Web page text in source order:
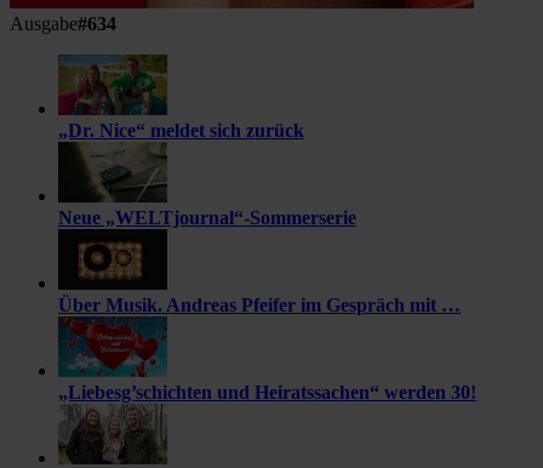
Ausgabe#634
„Dr. Nice“ meldet sich zurück
Neue „WELTjournal“-Sommerserie
Über Musik. Andreas Pfeifer im Gespräch mit …
„Liebesg’schichten und Heiratssachen“ werden 30!